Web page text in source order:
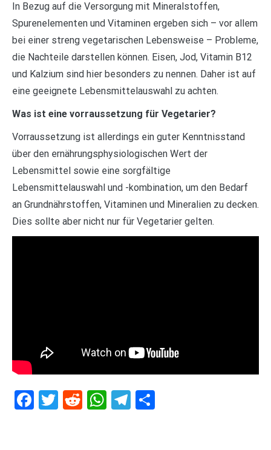
In Bezug auf die Versorgung mit Mineralstoffen,
Spurenelementen und Vitaminen ergeben sich – vor allem
bei einer streng vegetarischen Lebensweise – Probleme,
die Nachteile darstellen können. Eisen, Jod, Vitamin B12
und Kalzium sind hier besonders zu nennen. Daher ist auf
eine geeignete Lebensmittelauswahl zu achten.
Was ist eine vorraussetzung für Vegetarier?
Vorraussetzung ist allerdings ein guter Kenntnisstand
über den ernährungsphysiologischen Wert der
Lebensmittel sowie eine sorgfältige
Lebensmittelauswahl und -kombination, um den Bedarf
an Grundnährstoffen, Vitaminen und Mineralien zu decken.
Dies sollte aber nicht nur für Vegetarier gelten.
Facebook
Twitter
RedditWhatsApp
Telegram